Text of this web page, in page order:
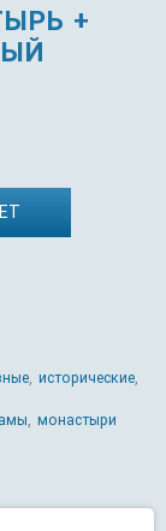
+
исторические
монастыри